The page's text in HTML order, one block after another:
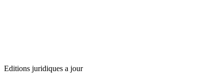
Editions juridiques a jour